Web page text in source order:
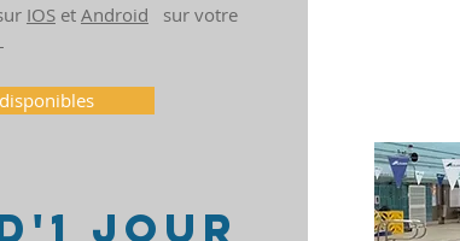
IOSet Android sur votre
JOUR